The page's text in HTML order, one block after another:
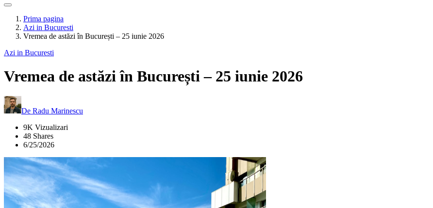
Prima pagina
Azi in Bucuresti
Vremea de astăzi în București – 25 iunie 2026
Azi in Bucuresti
Vremea de astăzi în București – 25 iunie 2026
De Radu Marinescu
9K Vizualizari
48 Shares
6/25/2026